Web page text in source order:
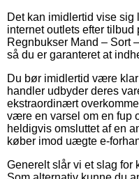
Det kan imidlertid vise
internet outlets efter
Regnbukser Mand – Sort
så du er garanteret at
Du bør imidlertid være
handler udbyder deres
ekstraordinært
være en varsel om en fup
heldigvis omsluttet af en
køber imod uægte e-
Generelt slår vi et slag for